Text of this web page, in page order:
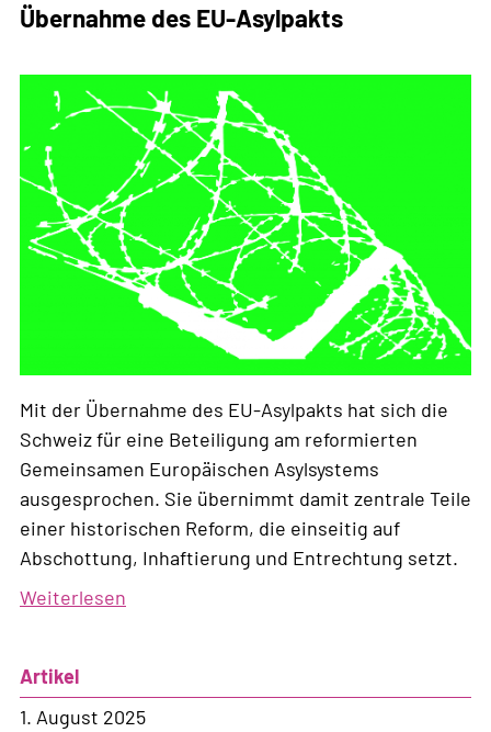
Übernahme des EU-Asylpakts
Mit der Übernahme des EU-Asylpakts hat sich die
Schweiz für eine Beteiligung am reformierten
Gemeinsamen Europäischen Asylsystems
ausgesprochen. Sie übernimmt damit zentrale Teile
einer historischen Reform, die einseitig auf
Abschottung, Inhaftierung und Entrechtung setzt.
Weiterlesen
Verordnungsanpassungen
Artikel
1. August 2025